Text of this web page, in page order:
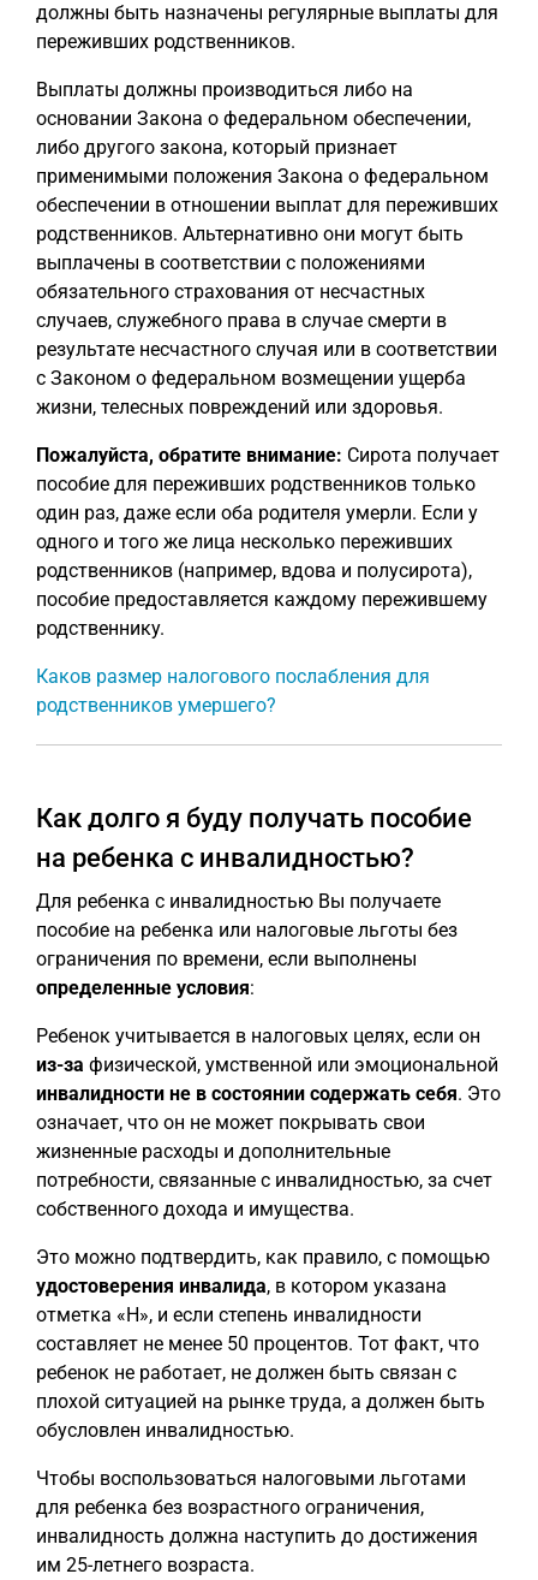
должны быть назначены регулярные выплаты для
переживших родственников.
Выплаты должны производиться либо на
основании Закона о федеральном обеспечении,
либо другого закона, который признает
применимыми положения Закона о федеральном
обеспечении в отношении выплат для переживших
родственников. Альтернативно они могут быть
выплачены в соответствии с положениями
обязательного страхования от несчастных
случаев, служебного права в случае смерти в
результате несчастного случая или в соответствии
с Законом о федеральном возмещении ущерба
жизни, телесных повреждений или здоровья.
Пожалуйста, обратите внимание: Сирота получает
пособие для переживших родственников только
один раз, даже если оба родителя умерли. Если у
одного и того же лица несколько переживших
родственников (например, вдова и полусирота),
пособие предоставляется каждому пережившему
родственнику.
Каков размер налогового послабления для
родственников умершего?
Как долго я буду получать пособие
на ребенка с инвалидностью?
Для ребенка с инвалидностью Вы получаете
пособие на ребенка или налоговые льготы без
ограничения по времени, если выполнены
определенные условия:
Ребенок учитывается в налоговых целях, если он
из-за физической, умственной или эмоциональной
инвалидности не в состоянии содержать себя. Это
означает, что он не может покрывать свои
жизненные расходы и дополнительные
потребности, связанные с инвалидностью, за счет
собственного дохода и имущества.
Это можно подтвердить, как правило, с помощью
удостоверения инвалида, в котором указана
отметка «H», и если степень инвалидности
составляет не менее 50 процентов. Тот факт, что
ребенок не работает, не должен быть связан с
плохой ситуацией на рынке труда, а должен быть
обусловлен инвалидностью.
Чтобы воспользоваться налоговыми льготами
для ребенка без возрастного ограничения,
инвалидность должна наступить до достижения
им 25-летнего возраста.